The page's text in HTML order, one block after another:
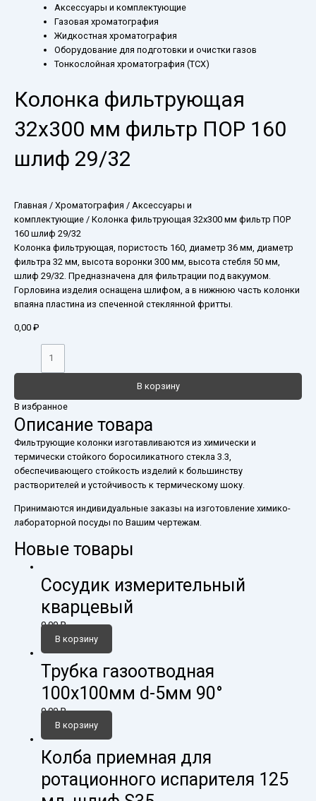
Аксессуары и комплектующие
Газовая хроматография
Жидкостная хроматография
Оборудование для подготовки и очистки газов
Тонкослойная хроматография (ТСХ)
Колонка фильтрующая
32х300 мм фильтр ПОР 160
шлиф 29/32
Главная / Хроматография / Аксессуары и
комплектующие / Колонка фильтрующая 32х300 мм фильтр ПОР
160 шлиф 29/32
Колонка фильтрующая, пористость 160, диаметр 36 мм, диаметр
фильтра 32 мм, высота воронки 300 мм, высота стебля 50 мм,
шлиф 29/32. Предназначена для фильтрации под вакуумом.
Горловина изделия оснащена шлифом, а в нижнюю часть колонки
впаяна пластина из спеченной стеклянной фритты.
0,00 ₽
В корзину
В избранное
Описание товара
Фильтрующие колонки изготавливаются из химически и
термически стойкого боросиликатного стекла 3.3,
обеспечивающего стойкость изделий к большинству
растворителей и устойчивость к термическому шоку.
Принимаются индивидуальные заказы на изготовление химико-
лабораторной посуды по Вашим чертежам.
Новые товары
Сосудик измерительный
кварцевый
0,00₽
В корзину
Трубка газоотводная
100х100мм d-5мм 90°
0,00₽
В корзину
Колба приемная для
ротационного испарителя 125